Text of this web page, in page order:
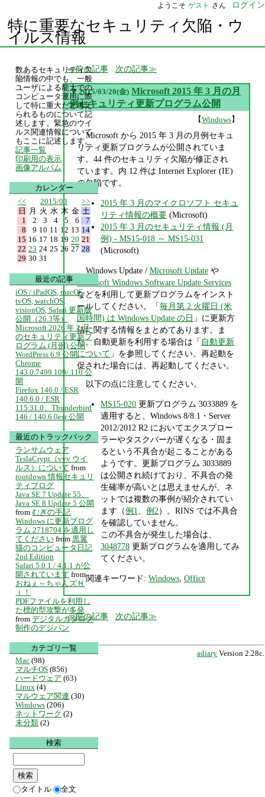
ようこそ ゲスト さん ログイン
特に重要なセキュリティ欠陥・ウ
イルス情報
前の記事 次の記事
▼ 2015/03/20(金) Microsoft 2015 年 3 月の月
例セキュリティ更新プログラム公開
【Windows】
Microsoft から 2015 年 3 月の月例セキュ
リティ更新プログラムが公開されていま
す。44 件のセキュリティ欠陥が修正され
ています。内 12 件は Internet Explorer (IE)
の欠陥です。
2015 年 3 月のマイクロソフト セキュ
リティ情報の概要 (Microsoft)
2015 年 3 月のセキュリティ情報 (月
例) - MS15-018 ～ MS15-031
(Microsoft)
Windows Update / Microsoft Updateや
Microsoft Windows Software Update Services
などを利用して更新プログラムをインスト
ールしてください。「毎月第 2 火曜日 (米
国時間) は Windows Update の日 」に更新方
法に関する情報をまとめてあります。ま
た、自動更新を利用する場合は「 自動更新
について 」を参照してください。再起動を
促された場合には、再起動してください。
以下の点に注意してください。
MS15-020 更新プログラム 3033889 を
適用すると、Windows 8/8.1・Server
2012/2012 R2 においてエクスプロー
ラーやタスクバーが遅くなる・固ま
るという不具合が起こることがある
ようです。更新プログラム 3033889
は公開され続けており、不具合の発
生確率が高いとは思えませんが、ネ
ットでは複数の事例が紹介されてい
ます（例1 、例2）。RINS では不具合
を確認していません。
この不具合が発生した場合は、
3048778 更新プログラムを適用してみ
てください。
関連キーワード: Windows, Office
前の記事 次の記事
adiary Version 2.28c.
数あるセキュリティ欠
陥情報の中でも、一般
ユーザによる龍大での
コンピュータ運用に際
して特に重大だと考え
られるものについて記
述します。緊急のウイ
ルス関連情報について
もここに記述します。
記事一覧
印刷用の表示
画像アルバム
カレンダー
<<
2015/03
>>
日
月 火 水 木 金 土
1
2 3 4 5 6
7
8
9 10 11 12 13 14
15 16 17 18 19 20 21
22 23 24 25 26 27 28
29 30 31
最近の記事
iOS / iPadOS, macOS,
tvOS, watchOS,
visionOS, Safari 更新版
公開（26.3等）
Microsoft 2026 年 2 月
のセキュリティ更新プ
ログラム (月例) 公開
WordPress 6.9 公開
Chrome
143.0.7499.109/.110 公
開
Firefox 146.0 / ESR
140.6.0 / ESR
115.31.0、Thunderbird
146 / 140.6.0esr 公開
最近のトラックバック
ランサムウェア
TeslaCrypt（vvv ウイ
ルス）について from
rootdown 情報セキュリ
ティブログ
Java SE 7 Update 55、
Java SE 8 Update 5 公開
from むぎの手記
Windows に更新プログ
ラム 2718704 を適用し
てください from 黒翼
猫のコンピュータ日記
2nd Edition
Safari 5.0.1 / 4.1.1 が公
開されています from
おねぇ～ちゃんズＨ
ｉ！
PDFファイルを利用し
た標的型攻撃が多発
from デジタルカタログ
制作のデジパン
カテゴリ一覧
Mac (98)
マルチOS (856)
ハードウェア (63)
Linux (4)
マルウェア関連 (30)
Windows (206)
ネットワーク (2)
未分類 (2)
検索
タイトル 全文